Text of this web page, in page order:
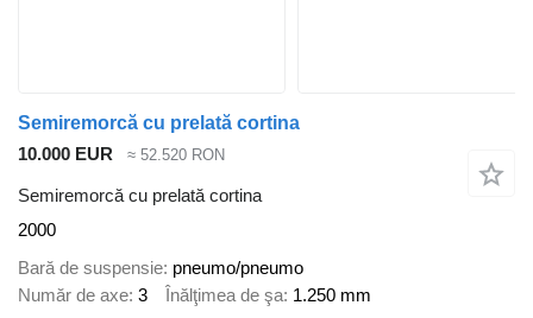
Semiremorcă cu prelată cortina
10.000 EUR
≈ 52.520 RON
Semiremorcă cu prelată cortina
2000
Bară de suspensie pneumo/pneumo
Număr de axe 3 Înălţimea de şa 1.250 mm